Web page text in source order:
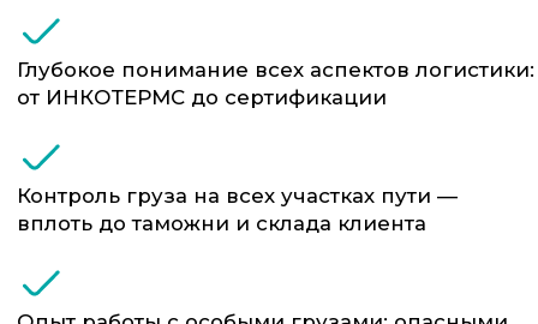
Узбекистан и др.)
Каждая перевозка сопровождается
выделенным специалистом ФТС-Сервис,
который координирует движение
транспорта, держит связь с получателем,
обстоятельства. По запросу подключаем
GPS-мониторинг и страхование.